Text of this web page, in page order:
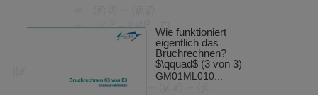
Wie funktioniert
eigentlich das
Bruchrechnen?
$\qquad$ (3 von 3)
GM01ML010...